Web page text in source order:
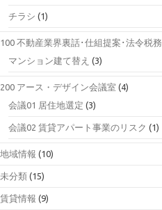
チラシ (1)
100 不動産業界裏話･仕組提案･法令税務
マンション建て替え (3)
200 アース・デザイン会議室 (4)
会議01 居住地選定 (3)
会議02 賃貸アパート事業のリスク (1)
地域情報 (10)
未分類 (15)
賃貸情報 (9)